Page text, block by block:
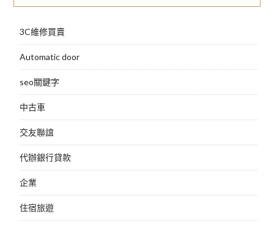
3C維修買賣
Automatic door
seo關鍵字
中古車
交友聯誼
代辦銀行貸款
企業
住宿旅遊